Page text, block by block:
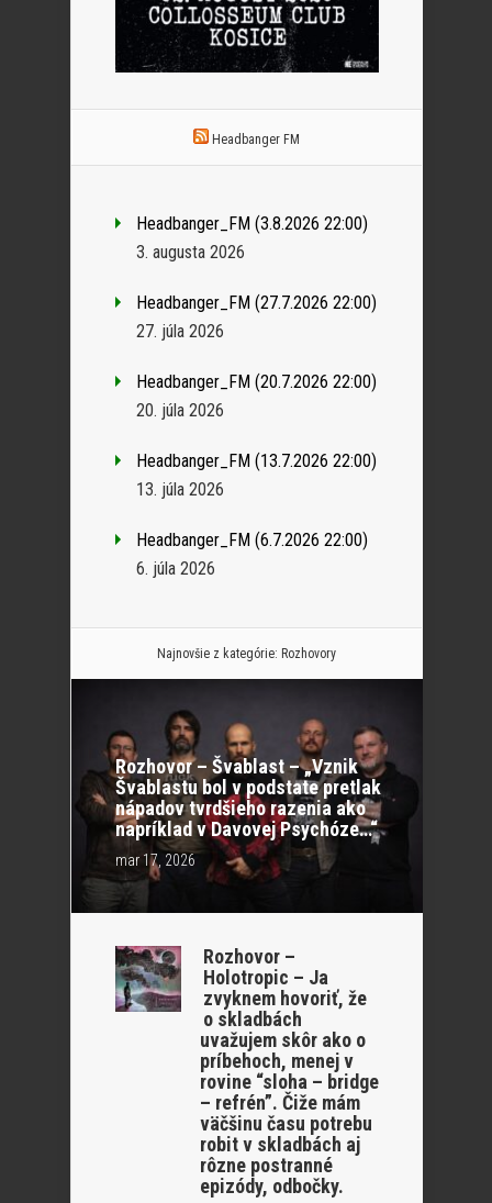
Headbanger FM
Headbanger_FM (3.8.2026 22:00)
3. augusta 2026
Headbanger_FM (27.7.2026 22:00)
27. júla 2026
Headbanger_FM (20.7.2026 22:00)
20. júla 2026
Headbanger_FM (13.7.2026 22:00)
13. júla 2026
Headbanger_FM (6.7.2026 22:00)
6. júla 2026
Najnovšie z kategórie: Rozhovory
Rozhovor – Švablast – „Vznik
Švablastu bol v podstate pretlak
nápadov tvrdšieho razenia ako
napríklad v Davovej Psychóze…“
mar 17, 2026
Rozhovor –
Holotropic – Ja
zvyknem hovoriť, že
o skladbách
uvažujem skôr ako o
príbehoch, menej v
rovine “sloha – bridge
– refrén”. Čiže mám
väčšinu času potrebu
robit v skladbách aj
rôzne postranné
epizódy, odbočky.